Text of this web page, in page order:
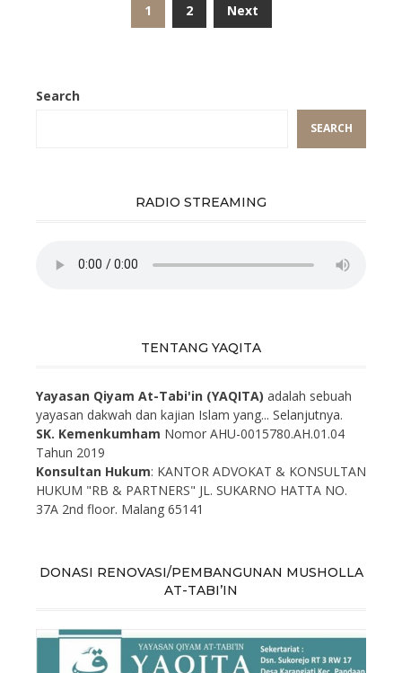
pagination
1 2 Next
Search
SEARCH
RADIO STREAMING
TENTANG YAQITA
Yayasan Qiyam At-Tabi'in (YAQITA) adalah sebuah
yayasan dakwah dan kajian Islam yang... Selanjutnya.
SK. Kemenkumham Nomor AHU-0015780.AH.01.04
Tahun 2019
Konsultan Hukum: KANTOR ADVOKAT & KONSULTAN
HUKUM "RB & PARTNERS" JL. SUKARNO HATTA NO.
37A 2nd floor. Malang 65141
DONASI RENOVASI/PEMBANGUNAN MUSHOLLA
AT-TABI’IN